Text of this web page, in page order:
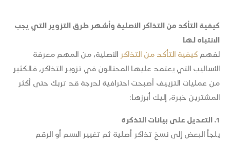
كيفية التأكد من التذاكر الأصلية وأشهر طرق التزوير التي يجب
الانتباه لها
لفهم كيفية التأكد من التذاكر
الأصلية، من المهم معرفة
الأساليب التي يعتمد عليها المحتالون في تزوير التذاكر، فالكثير
من عمليات التزييف أصبحت احترافية لدرجة قد تربك حتى أكثر
المشترين خبرة، إليك أبرزها:
1. التعديل على بيانات التذكرة
يلجأ البعض إلى نسخ تذاكر أصلية ثم تغيير الاسم أو الرقم